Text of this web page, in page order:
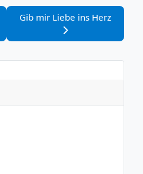
Geist des Herrn
Nächster Beitrag: Gib mir
Gib mir Liebe ins Herz